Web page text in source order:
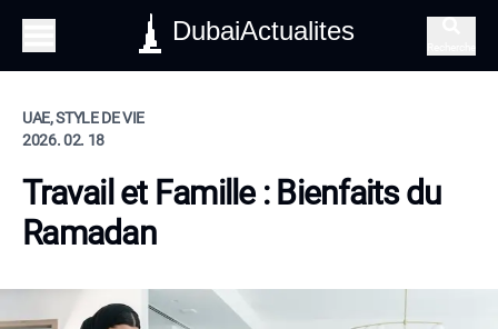
DubaiActualites
UAE, STYLE DE VIE
2026. 02. 18
Travail et Famille : Bienfaits du
Ramadan